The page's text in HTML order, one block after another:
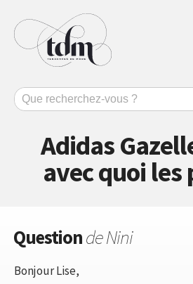
Adidas
avec quoi les
Questionde Nini
Bonjour Lise,